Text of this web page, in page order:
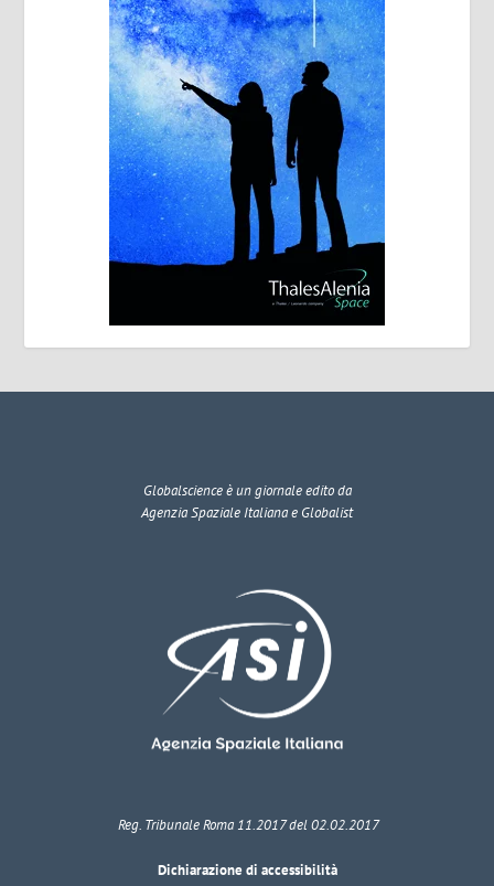
Globalscienceè un giornale edito da
Agenzia Spaziale Italiana e Globalist
Reg. Tribunale Roma 11.2017 del 02.02.2017
Dichiarazione di accessibilità